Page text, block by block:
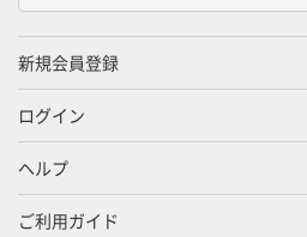
新規会員登録
ログイン
ヘルプ
ご利用ガイド